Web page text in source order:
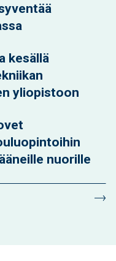
kesällä
yliopistoon
nuorille